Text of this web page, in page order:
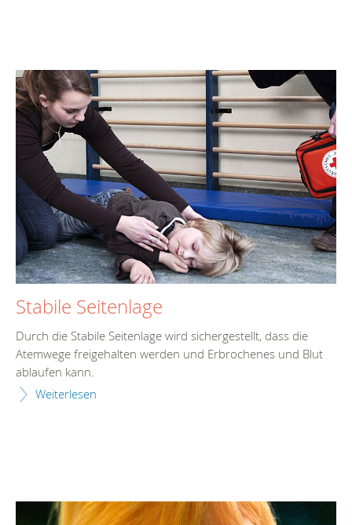
Stabile Seitenlage
Durch die Stabile Seitenlage wird sichergestellt, dass die
Atemwege freigehalten werden und Erbrochenes und Blut
ablaufen kann.
Weiterlesen